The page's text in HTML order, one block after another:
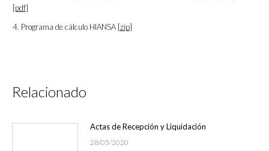
[pdf]
4. Programa de cálculo HIANSA [zip]
Relacionado
Actas de Recepción y Liquidación
28/05/2020